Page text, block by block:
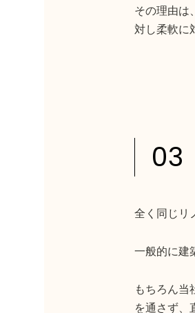
その理由は
対し柔軟に
03
全く同じリ
一般的に建
もちろん当
を通さず、